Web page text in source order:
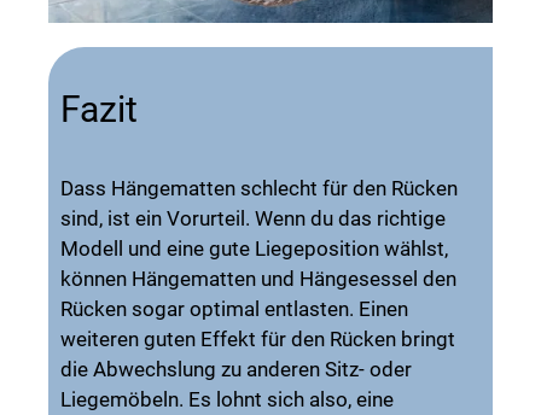
Fazit
Dass Hängematten schlecht für den Rücken
sind, ist ein Vorurteil. Wenn du das richtige
Modell und eine gute Liegeposition wählst,
können Hängematten und Hängesessel den
Rücken sogar optimal entlasten. Einen
weiteren guten Effekt für den Rücken bringt
die Abwechslung zu anderen Sitz- oder
Liegemöbeln. Es lohnt sich also, eine